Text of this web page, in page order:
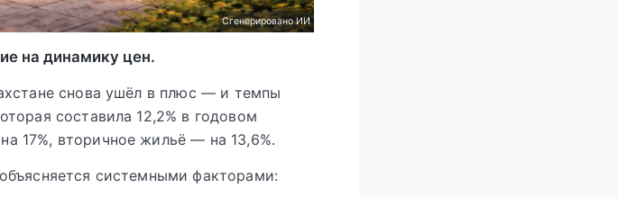
Сгенерировано ИИ
на динамику цен.
снова ушёл в плюс — и темпы
составила 12,2% в годовом
17%, вторичное жильё — на 13,6%.
системными факторами: